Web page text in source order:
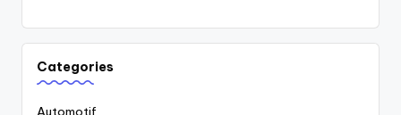
Categories
Automotif